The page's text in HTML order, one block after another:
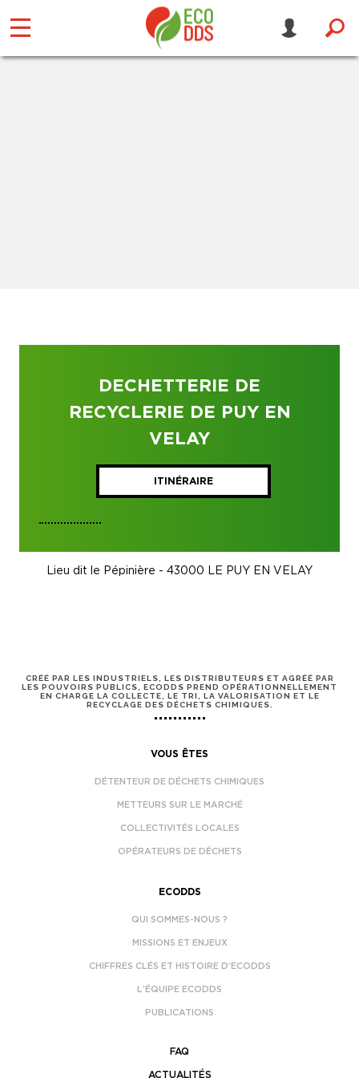
DECHETTERIE DE
RECYCLERIE DE PUY EN
VELAY
ITINÉRAIRE
Lieu dit le Pépinière - 43000 LE PUY EN VELAY
CRÉÉ PAR LES INDUSTRIELS, LES DISTRIBUTEURS ET AGRÉÉ PAR
LES POUVOIRS PUBLICS, ECODDS PREND OPÉRATIONNELLEMENT
EN CHARGE LA COLLECTE, LE TRI, LA VALORISATION ET LE
RECYCLAGE DES DÉCHETS CHIMIQUES.
VOUS ÊTES
DÉTENTEUR DE DÉCHETS CHIMIQUES
METTEURS SUR LE MARCHÉ
COLLECTIVITÉS LOCALES
OPÉRATEURS DE DÉCHETS
ECODDS
QUI SOMMES-NOUS ?
MISSIONS ET ENJEUX
CHIFFRES CLÉS ET HISTOIRE D’ECODDS
L’ÉQUIPE ECODDS
PUBLICATIONS
FAQ
ACTUALITÉS